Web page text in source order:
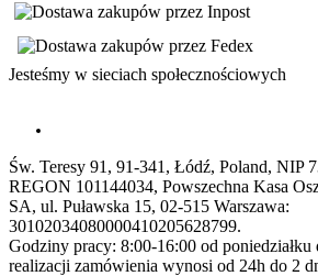
Jesteśmy w sieciach społecznościowych
Św. Teresy 91, 91-341, Łódź, Poland, NIP
REGON 101144034, Powszechna Kasa
SA, ul. Puławska 15, 02-515 Warszawa:
30102034080000410205628799.
Godziny pracy: 8:00-16:00 od poniedziałku
realizacji zamówienia wynosi od 24h do 2